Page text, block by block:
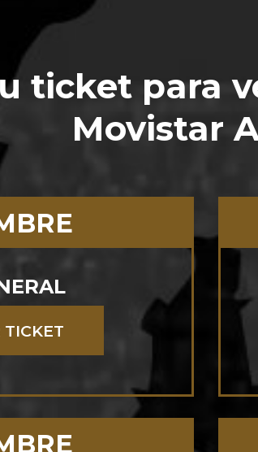
ticket para
Movistar